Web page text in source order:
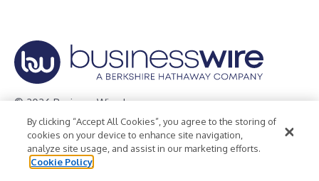
© 2026 Business Wire, Inc.
Privacy Policy Cookie Policy
Accessibility Statement
Terms of Use
Legal
By clicking “Accept All Cookies”, you agree to the storing of
cookies on your device to enhance site navigation,
analyze site usage, and assist in our marketing efforts.
Cookie Policy